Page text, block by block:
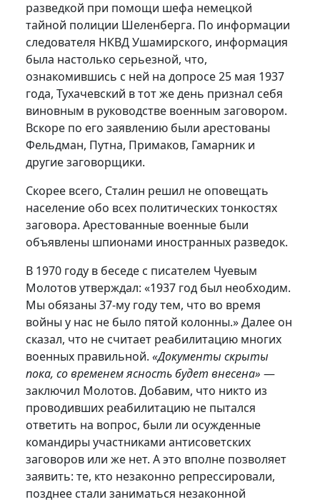
разведкой при помощи шефа немецкой
тайной полиции Шеленберга. По информации
следователя НКВД Ушамирского, информация
была настолько серьезной, что,
ознакомившись с ней на допросе 25 мая 1937
года, Тухачевский в тот же день признал себя
виновным в руководстве военным заговором.
Вскоре по его заявлению были арестованы
Фельдман, Путна, Примаков, Гамарник и
другие заговорщики.
Скорее всего, Сталин решил не оповещать
население обо всех политических тонкостях
заговора. Арестованные военные были
объявлены шпионами иностранных разведок.
В 1970 году в беседе с писателем Чуевым
Молотов утверждал: «1937 год был необходим.
Мы обязаны 37-му году тем, что во время
войны у нас не было пятой колонны.» Далее он
сказал, что не считает реабилитацию многих
военных правильной. «Документы скрыты
пока, со временем ясность будет внесена» —
заключил Молотов. Добавим, что никто из
проводивших реабилитацию не пытался
ответить на вопрос, были ли осужденные
командиры участниками антисоветских
заговоров или же нет. А это вполне позволяет
заявить: те, кто незаконно репрессировали,
позднее стали заниматься незаконной